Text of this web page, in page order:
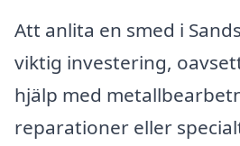
Att anlita en smed i
viktig investering,
hjälp med
reparationer eller